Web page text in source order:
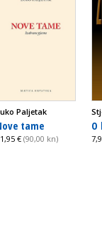
Paljetak
tame
€(90,00 kn)